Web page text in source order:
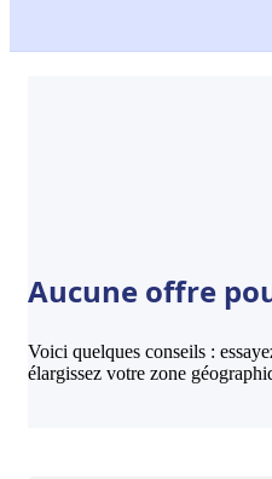
Aucune offre
Voici quelques conseils :
élargissez votre zone